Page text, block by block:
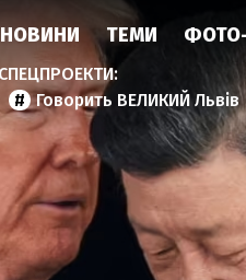
НОВИНИ ТЕМИ
Говорить ВЕЛИКИЙ Львів